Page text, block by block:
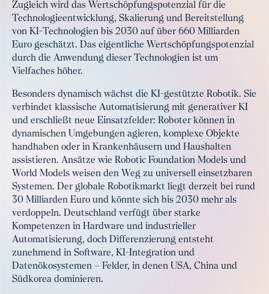
Zugleich wird das Wertschöpfungspotenzial für die
Technologieentwicklung, Skalierung und Bereitstellung
von KI-Technologien bis 2030 auf über 660 Milliarden
Euro geschätzt. Das eigentliche Wertschöpfungspotenzial
durch die Anwendung dieser Technologien ist um
Vielfaches höher.
Besonders dynamisch wächst die KI-gestützte Robotik. Sie
verbindet klassische Automatisierung mit generativer KI
und erschließt neue Einsatzfelder: Roboter können in
dynamischen Umgebungen agieren, komplexe Objekte
handhaben oder in Krankenhäusern und Haushalten
assistieren. Ansätze wie Robotic Foundation Models und
World Models weisen den Weg zu universell einsetzbaren
Systemen. Der globale Robotikmarkt liegt derzeit bei rund
30 Milliarden Euro und könnte sich bis 2030 mehr als
verdoppeln. Deutschland verfügt über starke
Kompetenzen in Hardware und industrieller
Automatisierung, doch Differenzierung entsteht
zunehmend in Software, KI-Integration und
Datenökosystemen – Felder, in denen USA, China und
Südkorea dominieren.